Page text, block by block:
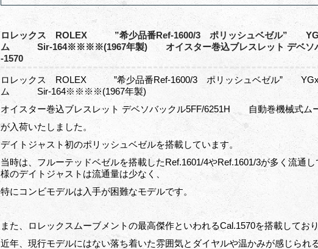
ロレックス ROLEX ”希少品番Ref-1600/3 ポリッシュベゼル”
ム Sir-164※※※※(1967年製) オイスター巻込ブレスレット デベソバ
-1570
ロレックス ROLEX ”希少品番Ref-1600/3 ポリッシュベゼル”
ム Sir-164※※※※(1967年製)
オイスター巻込ブレスレット デベソバックル5FF/6251H 自動巻機械式ム
が入荷いたしました。
デイトジャスト初のポリッシュベゼルを搭載しています。
当時は、フルーテッドベゼルを搭載したRef.1601/4やRef.1601/3が多く流通
様のデイトジャストは流通量は少なく、
特にコンビモデルは入手が困難なモデルです。
また、ロレックスムーブメントの最高傑作といわれるCal.1570を搭載しており
近年、現行モデルにはない落ち着いた雰囲気とダイヤルや温かみが感じられ